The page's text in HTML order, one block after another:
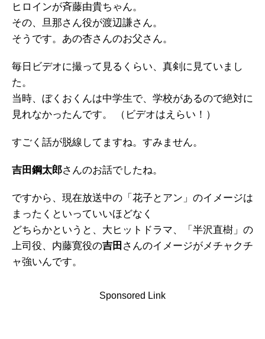
ヒロインが斉藤由貴ちゃん。
その、旦那さん役が渡辺謙さん。
そうです。あの杏さんのお父さん。
毎日ビデオに撮って見るくらい、真剣に見ていまし
た。
当時、ぼくおくんは中学生で、学校があるので絶対に
見れなかったんです。 （ビデオはえらい！）
すごく話が脱線してますね。すみません。
吉田鋼太郎さんのお話でしたね。
ですから、現在放送中の「花子とアン」のイメージは
まったくといっていいほどなく
どちらかというと、大ヒットドラマ、「半沢直樹」の
上司役、内藤寛役の吉田 さんのイメージがメチャクチ
ャ強いんです。
Sponsored Link